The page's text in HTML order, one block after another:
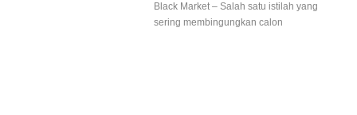
Black Market – Salah satu istilah yang
sering membingungkan calon